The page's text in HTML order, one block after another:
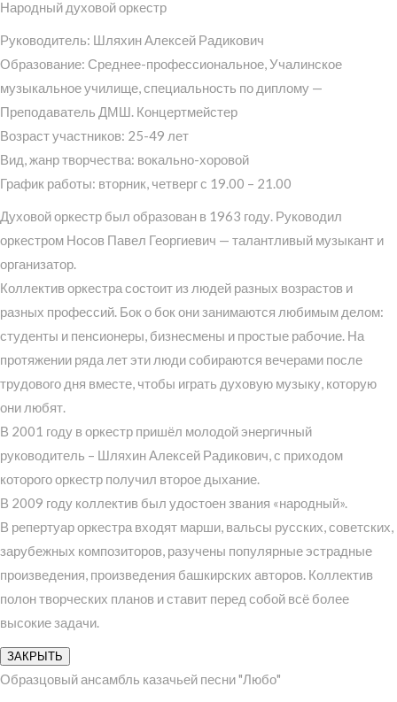
Народный духовой оркестр
Руководитель: Шляхин Алексей Радикович
Образование: Среднее-профессиональное, Учалинское
музыкальное училище, специальность по диплому —
Преподаватель ДМШ. Концертмейстер
Возраст участников: 25-49 лет
Вид, жанр творчества: вокально-хоровой
График работы: вторник, четверг с 19.00 – 21.00
Духовой оркестр был образован в 1963 году. Руководил
оркестром Носов Павел Георгиевич — талантливый музыкант и
организатор.
Коллектив оркестра состоит из людей разных возрастов и
разных профессий. Бок о бок они занимаются любимым делом:
студенты и пенсионеры, бизнесмены и простые рабочие. На
протяжении ряда лет эти люди собираются вечерами после
трудового дня вместе, чтобы играть духовую музыку, которую
они любят.
В 2001 году в оркестр пришёл молодой энергичный
руководитель – Шляхин Алексей Радикович, с приходом
которого оркестр получил второе дыхание.
В 2009 году коллектив был удостоен звания «народный».
В репертуар оркестра входят марши, вальсы русских, советских,
зарубежных композиторов, разучены популярные эстрадные
произведения, произведения башкирских авторов. Коллектив
полон творческих планов и ставит перед собой всё более
высокие задачи.
ЗАКРЫТЬ
Образцовый ансамбль казачьей песни "Любо"